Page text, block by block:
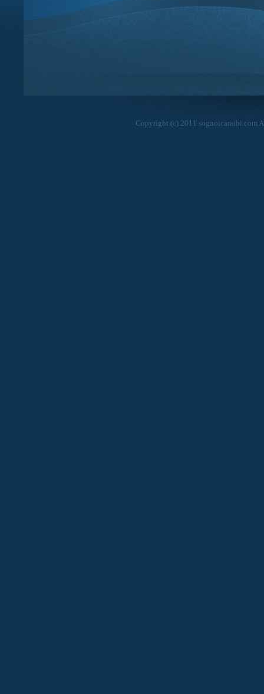
Copyright (c) 2011 sognoicaraibi.com